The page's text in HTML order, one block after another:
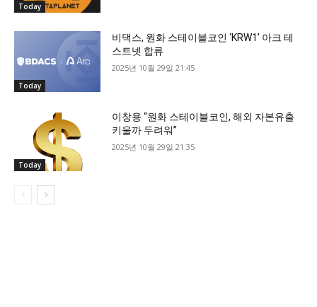
Today
Today
비댁스, 원화 스테이블코인 ‘KRW1’ 아크 테
스트넷 합류
2025년 10월 29일 21:45
Today
이창용 “원화 스테이블코인, 해외 자본유출
키울까 두려워”
2025년 10월 29일 21:35